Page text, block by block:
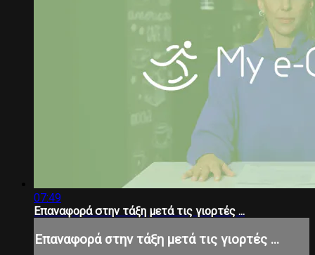
07:49
Eπαναφορά στην τάξη μετά τις γιορτές ...
Eπαναφορά στην τάξη μετά τις γιορτές ...